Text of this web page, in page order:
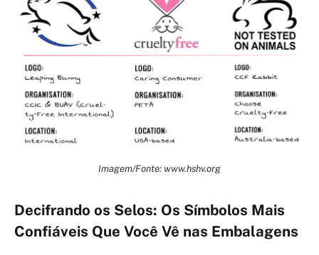
Imagem/Fonte: www.hshv.org
Decifrando os Selos: Os Símbolos Mais
Confiáveis Que Você Vê nas Embalagens